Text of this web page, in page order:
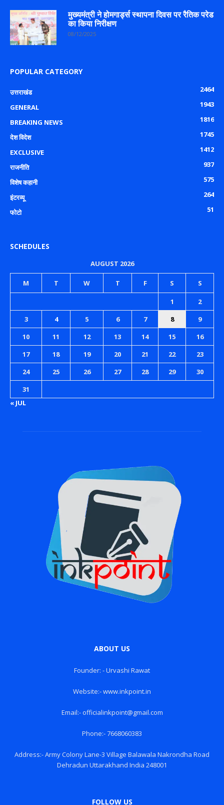
मुख्यमंत्री ने होमगार्ड्स स्थापना दिवस पर रैतिक परेड
का किया निरीक्षण
08/12/2025
POPULAR CATEGORY
उत्तराखंड
2464
GENERAL
1943
BREAKING NEWS
1816
देश विदेश
1745
EXCLUSIVE
1412
राजनीति
937
विशेष कहानी
575
इंटरव्यू
264
फोटो
51
SCHEDULES
AUGUST 2026
M T W T F S S
1
2
3
4 5 6 7 8
9
10
11 12 13 14 15
16
17
18 19 20 21 22
23
24
25 26 27 28 29
30
31
« JUL
ABOUT US
Founder: - Urvashi Rawat
Website:- www.inkpoint.in
Email:- officialinkpoint@gmail.com
Phone:- 7668060383
Address:- Army Colony Lane-3 Village Balawala Nakrondha Road
Dehradun Uttarakhand India 248001
FOLLOW US